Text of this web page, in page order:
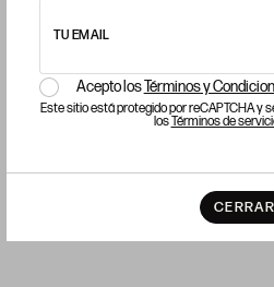
TU EMAIL
Acepto losTérminos y
Este sitio está protegido por reCAPTCHA y
losTérminos de
CERRAR
Orio (Guipúzcoa) (1908) / San
26,5 x 16 x 13,5 m
vendido